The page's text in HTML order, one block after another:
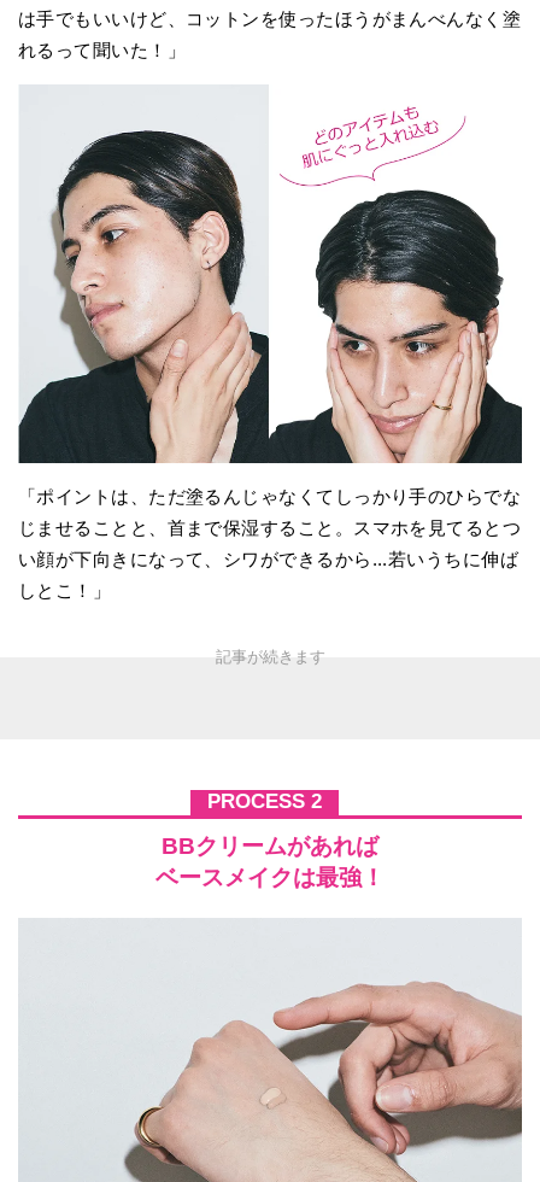
は手でもいいけど、コットンを使ったほうがまんべんなく塗
れるって聞いた！」
「ポイントは、ただ塗るんじゃなくてしっかり手のひらでな
じませることと、首まで保湿すること。スマホを見てるとつ
い顔が下向きになって、シワができるから...若いうちに伸ば
しとこ！」
PROCESS 2
BBクリームがあれば
ベースメイクは最強！